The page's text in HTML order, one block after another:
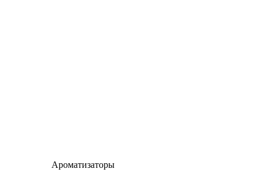
Ароматизаторы